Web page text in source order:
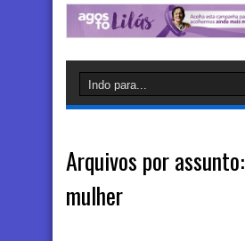
Arquivos por assunto:
mulher